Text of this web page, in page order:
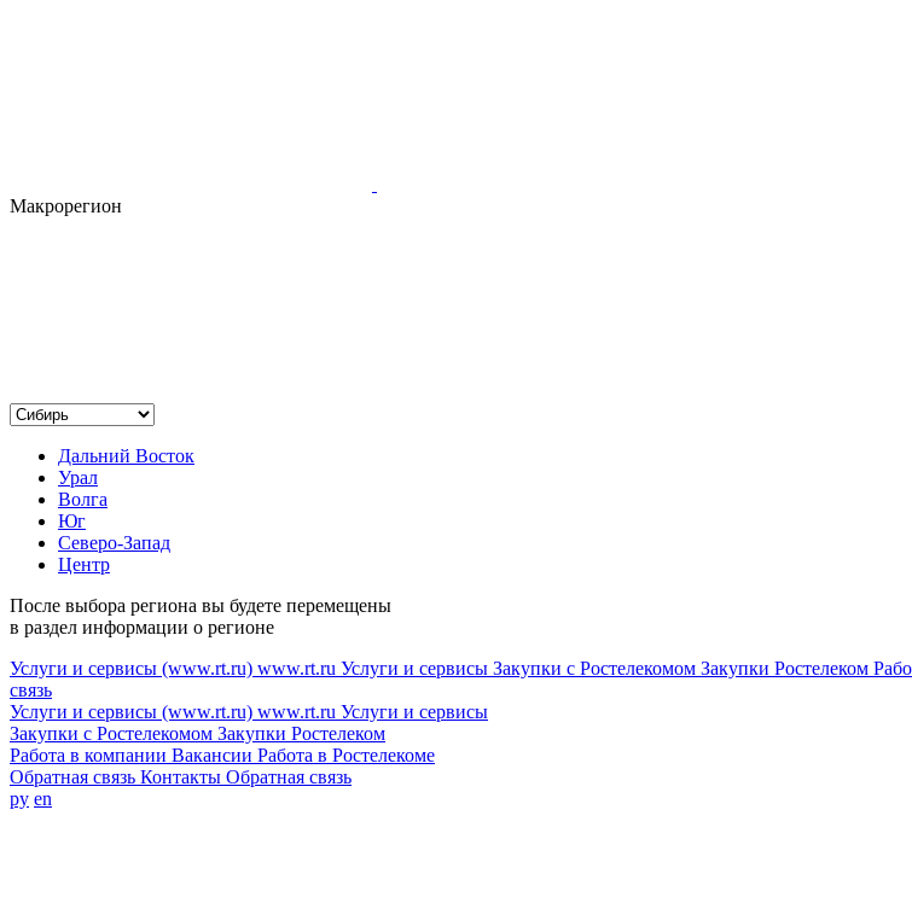
Макрорегион
Дальний Восток
Урал
Волга
Юг
Северо-Запад
Центр
После выбора региона вы будете перемещены
в раздел информации о регионе
Услуги и сервисы (www.rt.ru) www.rt.ru Услуги и сервисы Закупки с Ростелекомом Закупки Ростелеком
связь
Услуги и сервисы (www.rt.ru) www.rt.ru Услуги и сервисы
Закупки с Ростелекомом Закупки Ростелеком
Работа в компании Вакансии Работа в Ростелекоме
Обратная связь Контакты Обратная связь
ру en